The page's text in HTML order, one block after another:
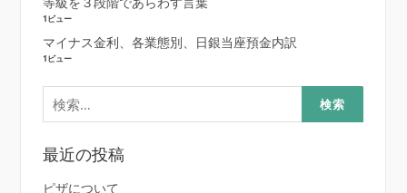
1ビュー
マイナス金利、各業態別、日銀当座預金内訳
1ビュー
検
索:
最近の投稿
ピザについて